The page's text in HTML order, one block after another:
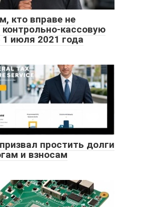
кто вправе не
кассовую
1 июля 2021 года
простить долги
и взносам